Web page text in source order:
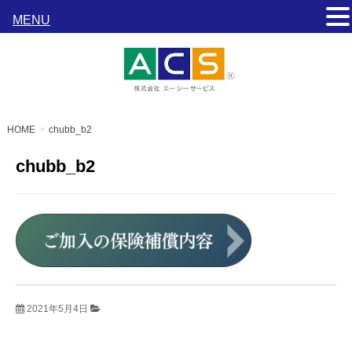
HOME chubb_b2
chubb_b2
2021年5月4日
MENU